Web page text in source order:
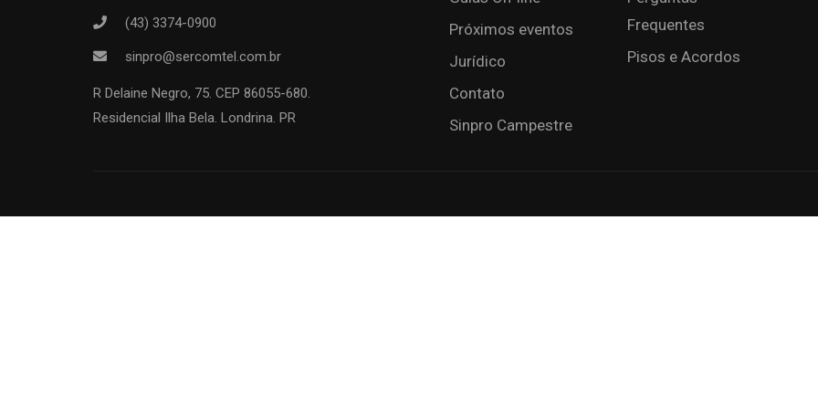
(43) 3374-0900
sinpro@sercomtel.com.br
R Delaine Negro, 75. CEP 86055-680.
Residencial Ilha Bela. Londrina. PR
Próximos eventos
Jurídico
Contato
Sinpro Campestre
Frequentes
Pisos e Acordos